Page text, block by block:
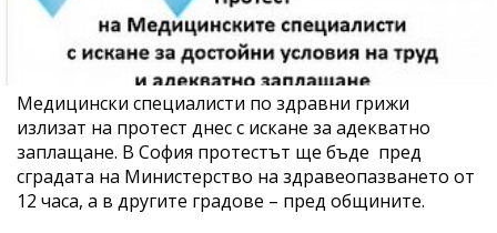
Медицински специалисти по здравни грижи
излизат на протест днес с искане за адекватно
заплащане. В София протестът ще бъде пред
сградата на Министерство на здравеопазването от
12 часа, а в другите градове – пред общините.